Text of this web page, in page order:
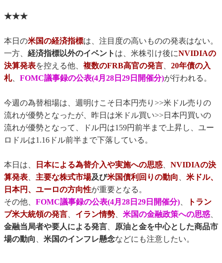
★★★
本日の米国の経済指標は、注目度の高いものの発表はない。
一方、 経済指標以外のイベント は、米株引け後にNVIDIAの
決算発表を控える他、 複数のFRB高官の発言、 20年債の入
札、 FOMC議事録の公表(4月28日29日開催分)が行われる。
今週の為替相場は、週明けこそ日本円売り>>米ドル売りの
流れが優勢となったが、昨日は米ドル買い>>日本円買いの
流れが優勢となって、ドル円は159円前半まで上昇し、ユー
ロドルは1.16ドル前半まで下落している。
本日は、 日本による為替介入や実施への思惑、 NVIDIAの決
算発表、 主要な株式市場及び米国債利回りの動向 、 米ドル、
日本円、ユーロの方向性が重要となる。
その他、 FOMC議事録の公表(4月28日29日開催分)、
トラン
プ米大統領の発言、 イラン情勢、 米国の金融政策への思惑、
金融当局者や要人による発言、 原油と金を中心とした商品市
場の動向 、 米国のインフレ懸念などにも注意したい。